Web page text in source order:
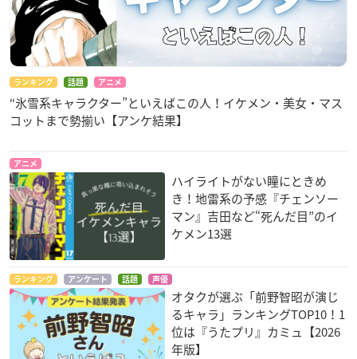
ランキング 話題 アニメ
“氷雪系キャラクター”といえばこの人！イケメン・美女・マス
コットまで勢揃い【アンケ結果】
アニメ
ハイライトがない瞳にときめ
き！地雷系の予感『チェンソー
マン』吉田など“死んだ目”のイ
ケメン13選
ランキング アンケート 話題 声優
オタクが選ぶ「前野智昭が演じ
るキャラ」ランキングTOP10！1
位は『うたプリ』カミュ【2026
年版】